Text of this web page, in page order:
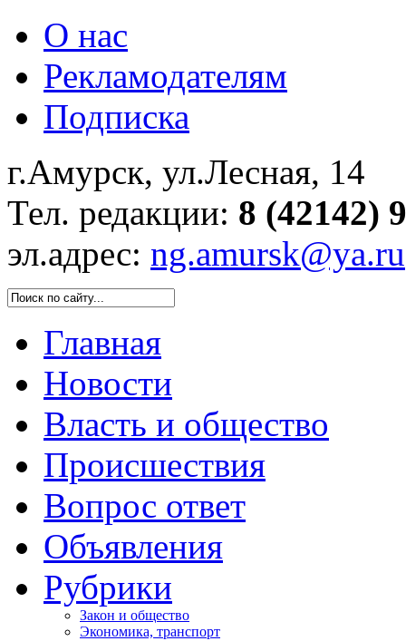
О нас
Рекламодателям
Подписка
г.Амурск, ул.Лесная, 14
Тел. редакции: 8 (42142)
эл.адрес: ng.amursk@ya.ru
Главная
Новости
Власть и общество
Происшествия
Вопрос ответ
Объявления
Рубрики
Закон и общество
Экономика, транспорт